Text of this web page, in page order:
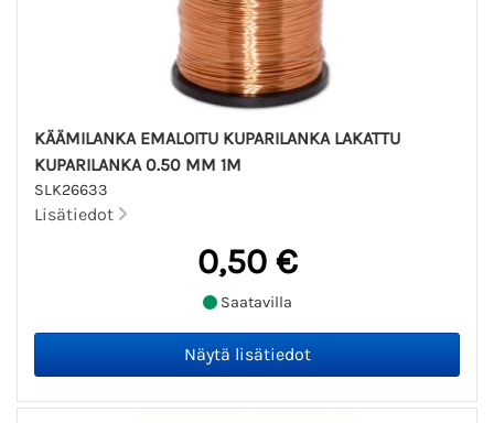
KÄÄMILANKA EMALOITU KUPARILANKA LAKATTU
KUPARILANKA 0.50 MM 1M
SLK26633
Lisätiedot
0,50 €
Saatavilla